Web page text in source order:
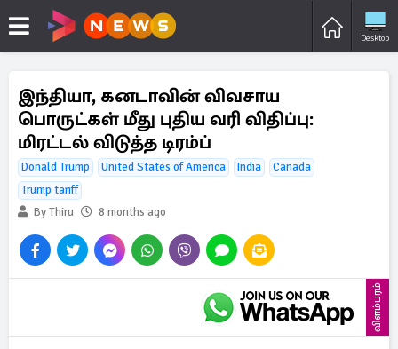
Desktop
இந்தியா, கனடாவின் விவசாய
பொருட்கள் மீது புதிய வரி விதிப்பு:
மிரட்டல் விடுத்த டிரம்ப்
Donald Trump United States of America India
Canada
Trump tariff
By Thiru
8 months ago
விளம்பரம்